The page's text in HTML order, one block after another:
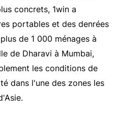
concrets, 1win a
portables et des denrées
de 1 000 ménages à
de Dharavi à Mumbai,
les conditions de
dans l'une des zones les